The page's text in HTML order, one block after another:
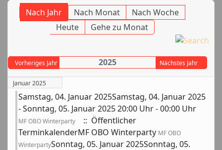
Nach Jahr Nach Monat
Nach Woche
Heute
Gehe zu Monat
Vorheriges Jahr 2025 Nächstes Jahr
Januar 2025
Samstag, 04. Januar 2025Samstag, 04. Januar 2025
- Sonntag, 05. Januar 2025 20:00 Uhr - 00:00 Uhr
MF OBO Winterparty
:: Öffentlicher
TerminkalenderMF OBO Winterparty MF OBO
WinterpartySonntag, 05. Januar 2025Sonntag, 05.